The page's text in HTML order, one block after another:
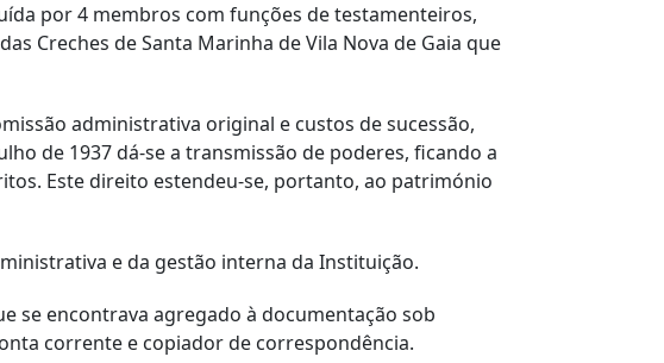
por 4 membros com funções de testamenteiros,
Creches de Santa Marinha de Vila Nova de Gaia que
administrativa original e custos de sucessão,
de 1937 dá-se a transmissão de poderes, ficando a
Este direito estendeu-se, portanto, ao património
e da gestão interna da Instituição.
se encontrava agregado à documentação sob
corrente e copiador de correspondência.